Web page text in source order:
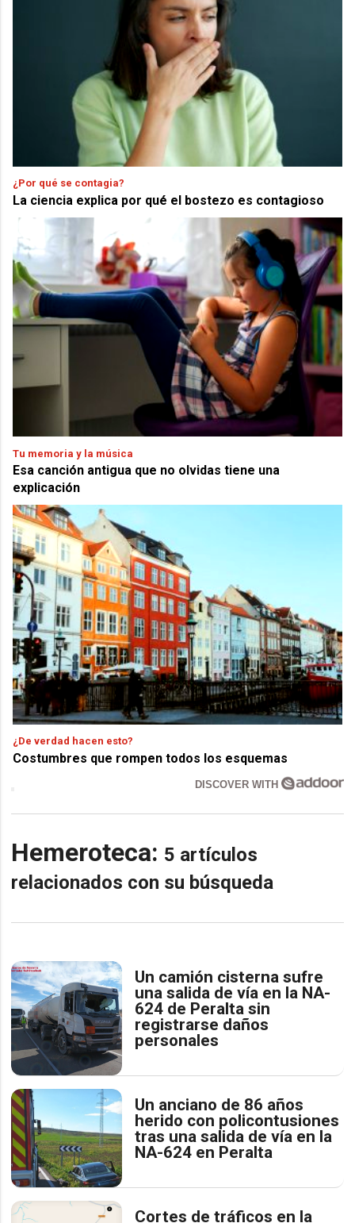
¿Por qué se contagia?
La ciencia explica por qué el bostezo es contagioso
Tu memoria y la música
Esa canción antigua que no olvidas tiene una
explicación
¿De verdad hacen esto?
Costumbres que rompen todos los esquemas
DISCOVER WITH
Hemeroteca: 5 artículos
relacionados con su búsqueda
Un camión cisterna sufre
una salida de vía en la NA-
624 de Peralta sin
registrarse daños
personales
Un anciano de 86 años
herido con policontusiones
tras una salida de vía en la
NA-624 en Peralta
Cortes de tráficos en la